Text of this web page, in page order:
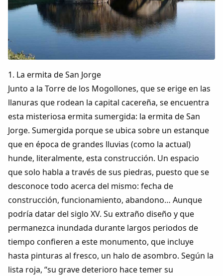
La palra
1. La ermita de San Jorge
Junto a la Torre de los Mogollones, que se erige en las
llanuras que rodean la capital cacereña, se encuentra
esta misteriosa ermita sumergida: la ermita de San
Jorge. Sumergida porque se ubica sobre un estanque
que en época de grandes lluvias (como la actual)
hunde, literalmente, esta construcción. Un espacio
que solo habla a través de sus piedras, puesto que se
desconoce todo acerca del mismo: fecha de
construcción, funcionamiento, abandono… Aunque
podría datar del siglo XV. Su extraño diseño y que
permanezca inundada durante largos periodos de
tiempo confieren a este monumento, que incluye
hasta pinturas al fresco, un halo de asombro. Según la
lista roja, “su grave deterioro hace temer su